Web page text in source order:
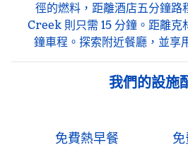
徑的燃料，距離酒店五分鐘
Creek 則只需 15 分鐘。距離克
鐘車程。探索附近餐廳，並享
我們的設施
免費熱早餐